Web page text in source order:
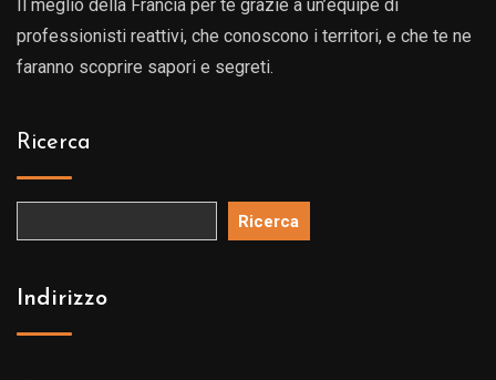
Il meglio della Francia per te grazie a un’equipe di
professionisti reattivi, che conoscono i territori, e che te ne
faranno scoprire sapori e segreti.
Ricerca
Ricerca
Indirizzo